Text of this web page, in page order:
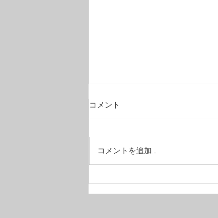
しむOnline Shop『a.278 for
コメント
コメントを追加…